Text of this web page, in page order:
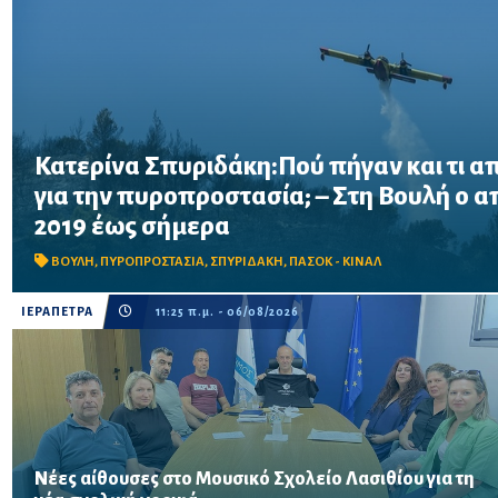
Κατερίνα Σπυριδάκη:Πού πήγαν και τι
για την πυροπροστασία; – Στη Βουλή ο
2019 έως σήμερα
ΒΟΥΛΗ , ΠΥΡΟΠΡΟΣΤΑΣΙΑ, ΣΠΥΡΙΔΑΚΗ , ΠΑΣΟΚ - ΚΙΝΑΛ
Το ΠΑΣΟΚ ζητά πλήρη απολογισμό των χρηματοδοτήσεων από το
προγράμματα «ΑΙΓΙΣ» και AntiNero, καθώς και απαντήσεις για
μέσα και έργα πρόληψης
ΙΕΡΑΠΕΤΡΑ 11:25 π.μ. - 06/08/2026
Νέες αίθουσες στο Μουσικό Σχολείο Λασιθίου για τη
Συνάντηση του Δημάρχου Ιεράπετρας με τον Σύλλογο